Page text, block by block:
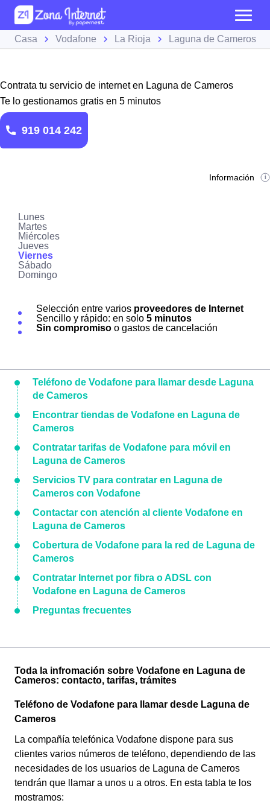
Casa Vodafone La Rioja Laguna de Cameros
Contrata tu servicio de internet en Laguna de Cameros
Te lo gestionamos gratis en 5 minutos
919 014 242
Información
Lunes
Martes
Miércoles
Jueves
Viernes
Sábado
Domingo
Selección entre varios proveedores de Internet
Sencillo y rápido: en solo 5 minutos
Sin compromiso o gastos de cancelación
Teléfono de Vodafone para llamar desde Laguna
de Cameros
Encontrar tiendas de Vodafone en Laguna de
Cameros
Contratar tarifas de Vodafone para móvil en
Laguna de Cameros
Servicios TV para contratar en Laguna de
Cameros con Vodafone
Contactar con atención al cliente Vodafone en
Laguna de Cameros
Cobertura de Vodafone para la red de Laguna de
Cameros
Contratar Internet por fibra o ADSL con
Vodafone en Laguna de Cameros
Preguntas frecuentes
Toda la infromación sobre Vodafone en Laguna de
Cameros: contacto, tarifas, trámites
Teléfono de Vodafone para llamar desde Laguna de
Cameros
La compañía telefónica Vodafone dispone para sus
clientes varios números de teléfono, dependiendo de las
necesidades de los usuarios de Laguna de Cameros
tendrán que llamar a unos u a otros. En esta tabla te los
mostramos: